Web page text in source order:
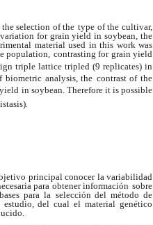
selection of the type of the cultivar,
variation for grain yield in soybean, the
material used in this work was
population, contrasting for grain yield
triple lattice tripled (9 replicates) in
biometric analysis, the contrast of the
in soybean. Therefore it is possible
principal conocer la variabilidad
para obtener información sobre
para la selección del método de
estudio, del cual el material genético